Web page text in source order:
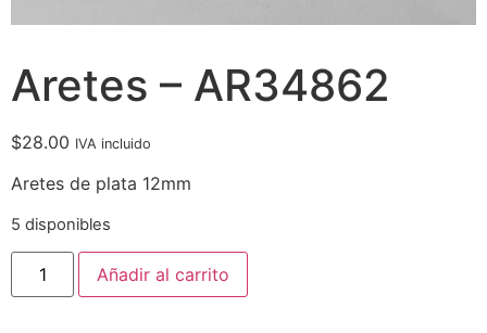
Aretes – AR34862
$28.00 IVA incluido
Aretes de plata 12mm
5 disponibles
Añadir al carrito